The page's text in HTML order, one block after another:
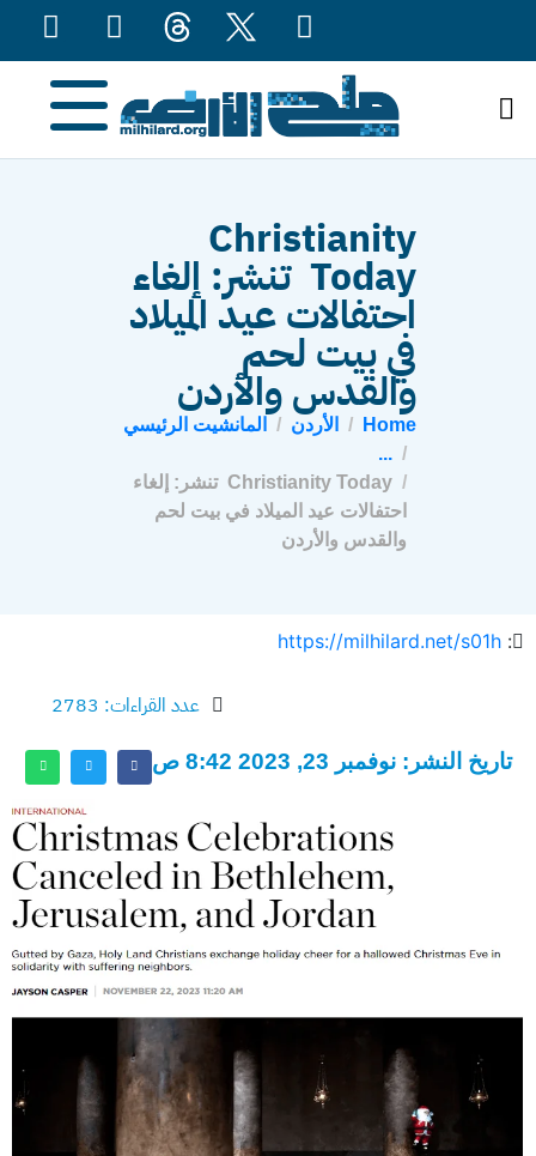
Christianity
Today تنشر: إلغاء
احتفالات عيد الميلاد
في بيت لحم
والقدس والأردن
Home الأردن
المانشيت الرئيسي
...
Christianity Today تنشر: إلغاء
احتفالات عيد الميلاد في بيت لحم
والقدس والأردن
:
https://milhilard.net/s01h
عدد القراءات: 2783
تاريخ النشر: نوفمبر 23, 2023 8:42 ص